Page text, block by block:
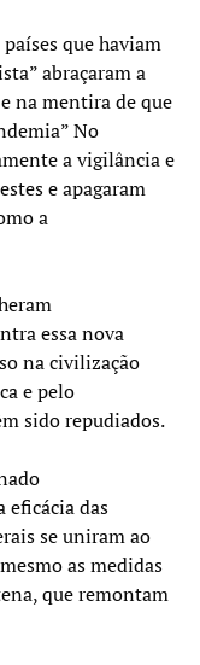
que haviam
abraçaram a
na mentira de que
No
a vigilância e
e apagaram
a
essa nova
na civilização
e pelo
sido repudiados.
eficácia das
se uniram ao
as medidas
que remontam